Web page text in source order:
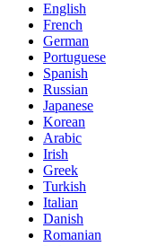
English
French
German
Portuguese
Spanish
Russian
Japanese
Korean
Arabic
Irish
Greek
Turkish
Italian
Danish
Romanian